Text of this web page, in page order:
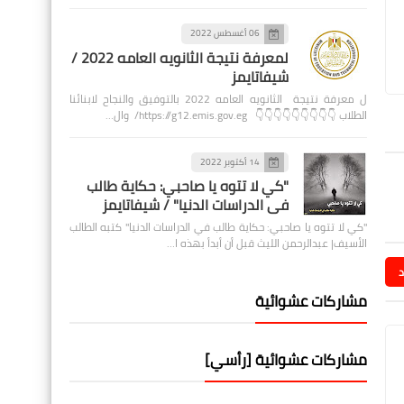
06 أغسطس 2022
لمعرفة نتيجة الثانويه العامه 2022 /
شيفاتايمز
ل معرفة نتيجة الثانويه العامه 2022 بالتوفيق والنجاح لابنائنا
الطلاب 👇👇👇👇👇👇👇👇👇 https://g12.emis.gov.eg/ وال…
14 أكتوبر 2022
"كي لا تتوه يا صاحبي: حكاية طالب
في الدراسات الدنيا" / شيفاتايمز
"كي لا تتوه يا صاحبي: حكاية طالب في الدراسات الدنيا" كتبه الطالب
الأسيف| عبدالرحمن الليث قبل أن أبدأ بهذه ا…
مشاركات عشوائية
مشاركات عشوائية [رأسي]